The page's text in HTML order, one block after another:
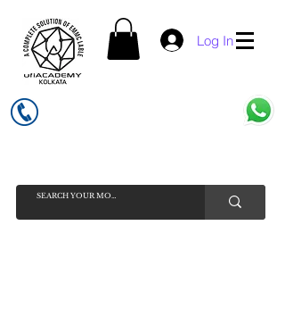
Log In